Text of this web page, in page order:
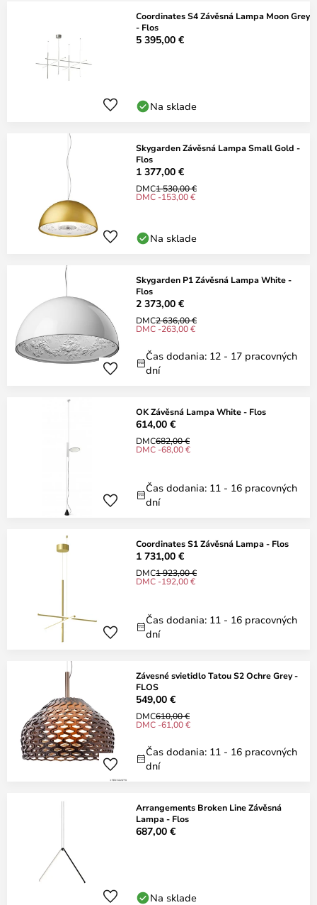
Coordinates S4 Závěsná Lampa Moon Grey
- Flos
5 395,00 €
Na sklade
Skygarden Závěsná Lampa Small Gold -
Flos
1 377,00 €
DMC1 530,00 €
DMC -153,00 €
Na sklade
Skygarden P1 Závěsná Lampa White -
Flos
2 373,00 €
DMC2 636,00 €
DMC -263,00 €
Čas dodania: 12 - 17 pracovných
dní
OK Závěsná Lampa White - Flos
614,00 €
DMC682,00 €
DMC -68,00 €
Čas dodania: 11 - 16 pracovných
dní
Coordinates S1 Závěsná Lampa - Flos
1 731,00 €
DMC1 923,00 €
DMC -192,00 €
Čas dodania: 11 - 16 pracovných
dní
Závesné svietidlo Tatou S2 Ochre Grey -
FLOS
549,00 €
DMC610,00 €
DMC -61,00 €
Čas dodania: 11 - 16 pracovných
dní
Arrangements Broken Line Závěsná
Lampa - Flos
687,00 €
Na sklade